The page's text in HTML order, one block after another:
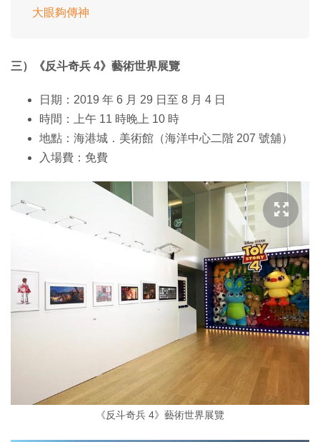
大眼夠傳神
三）《反斗奇兵 4》藝術世界展覽
日期：2019 年 6 月 29 日至 8 月 4 日
時間：上午 11 時晚上 10 時
地點：海港城．美術館（海洋中心二階 207 號舖）
入場費：免費
《反斗奇兵 4》藝術世界展覽